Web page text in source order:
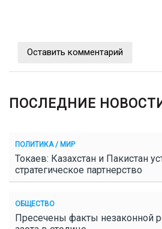
Оставить комментарий
ПОСЛЕДНИЕ
ПОЛИТИКА / МИР
Токаев: Казахстан и Пакистан
стратегическое партнерство
ОБЩЕСТВО
Пресечены факты незаконной